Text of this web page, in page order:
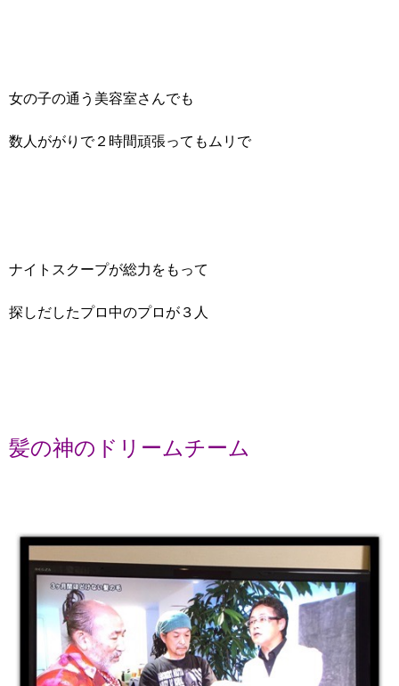
女の子の通う美容室さんでも
数人ががりで２時間頑張ってもムリで
ナイトスクープが総力をもって
探しだしたプロ中のプロが３人
髪の神のドリームチーム